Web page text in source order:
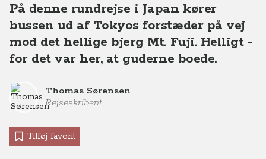
På denne rundrejse i Japan kører
bussen ud af Tokyos forstæder på vej
mod det hellige bjerg Mt. Fuji. Helligt -
for det var her, at guderne boede.
Thomas Sørensen
Rejseskribent
Tilføj favorit